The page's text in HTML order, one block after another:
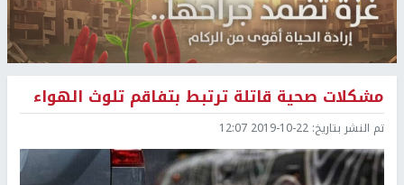
مشكلات صحية قاتلة ترتبط بتفاقم تلوث الهواء
تم النشر بتاريخ: 2019-10-22 12:07